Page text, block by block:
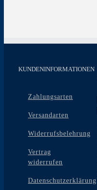
KUNDENINFORMATIONEN
Zahlungsarten
Versandarten
Widerrufsbelehrung
Vertrag
widerrufen
Datenschutzerklärung